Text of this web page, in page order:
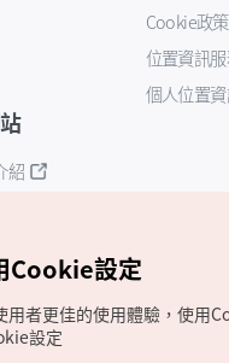
Cookie政策
位置資訊
個人位置
紹
Cookie設定
用者更佳的使用體驗，使用
設定